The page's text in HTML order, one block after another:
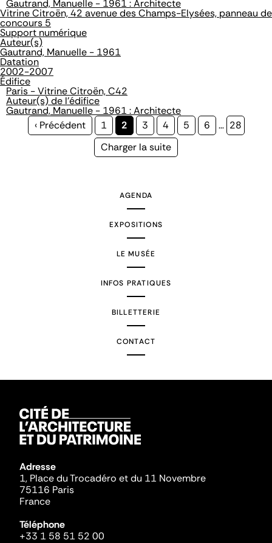
Gautrand, Manuelle - 1961 : Architecte
Vitrine Citroën, 42 avenue des Champs-Elysées, panneau de
concours 5
Support numérique
Auteur(s)
Gautrand, Manuelle - 1961
Datation
2002-2007
Édifice
Paris - Vitrine Citroën, C42
Auteur(s) de l'édifice
Gautrand, Manuelle - 1961 : Architecte
Page
‹ Précédent Page
1
Page
courante
2 Page
3 Page
4 Page
5 Page
6 … Page
28
Page
Charger la suite
AGENDA
EXPOSITIONS
LE MUSÉE
INFOS PRATIQUES
BILLETTERIE
CONTACT
Adresse
1, Place du Trocadéro et du 11 Novembre
75116 Paris
France
Téléphone
+33 1 58 51 52 00